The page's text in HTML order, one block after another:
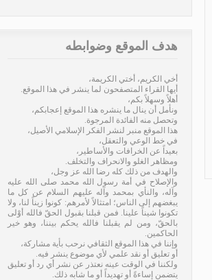
هدف الموقع وضوابطه
أخي الكريم، أختي الكريمة،
أيها القراء المتصفحون لما ينشر في هذا الموقع.
أهلاً وسهلاً بكم،
ونأمل أن ينال ما ينشره هذا الموقع إعجابكم،
وتحصل منه الفائدة المرجوة.
هذا الموقع منبر لنشر الفكر الإسلامي الأصيل،
في خط الوعي والتعقل،
بعيداً عن الخرافات والأساطير،
ومظاهر الغلو والانحراف والتخلف.
والهدف من ذلك كله رضا الله عز وجل،
والإصلاح في أمة رسول الله محمد صلى الله عليه
وآله، والنأي بمحمد وآله عليهم السلام عن كل ما
يبغضهم إلى الناس؛ امتثالاً لأمرهم: كونوا زيناً لنا، ولا
تكونوا شيناً علينا. فمن قبلنا بقبول الحقّ فالله أوْلى
بالحقّ، ومن لم يقبلنا فالله يحكم بيننا، وهو خير
الحاكمين.
وإننا في هذا الموقع الثقافي نرحب بأية مشاركة،
أو تعليق أو نقد علمي لأي موضوع ينشر فيه.
ولكننا في الوقت عينه نعتذر عن نشر أي رد أو تعليق
يتضمن إساءةً أو تهديداً أو ما شابه ذلك.